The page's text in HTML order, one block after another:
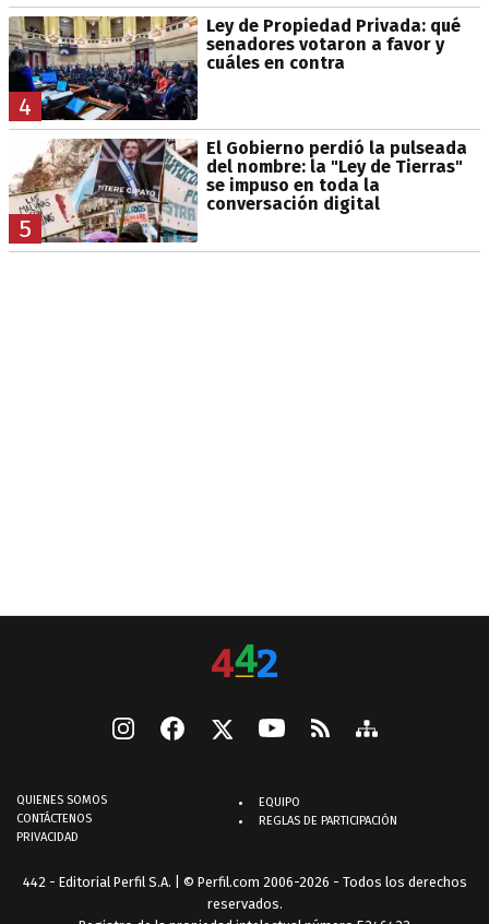
4
Ley de Propiedad Privada: qué
senadores votaron a favor y
cuáles en contra
5
El Gobierno perdió la pulseada
del nombre: la "Ley de Tierras"
se impuso en toda la
conversación digital
QUIENES SOMOS
CONTÁCTENOS
PRIVACIDAD
EQUIPO
REGLAS DE PARTICIPACIÓN
442 - Editorial Perfil S.A. | © Perfil.com 2006-2026 - Todos los derechos
reservados.